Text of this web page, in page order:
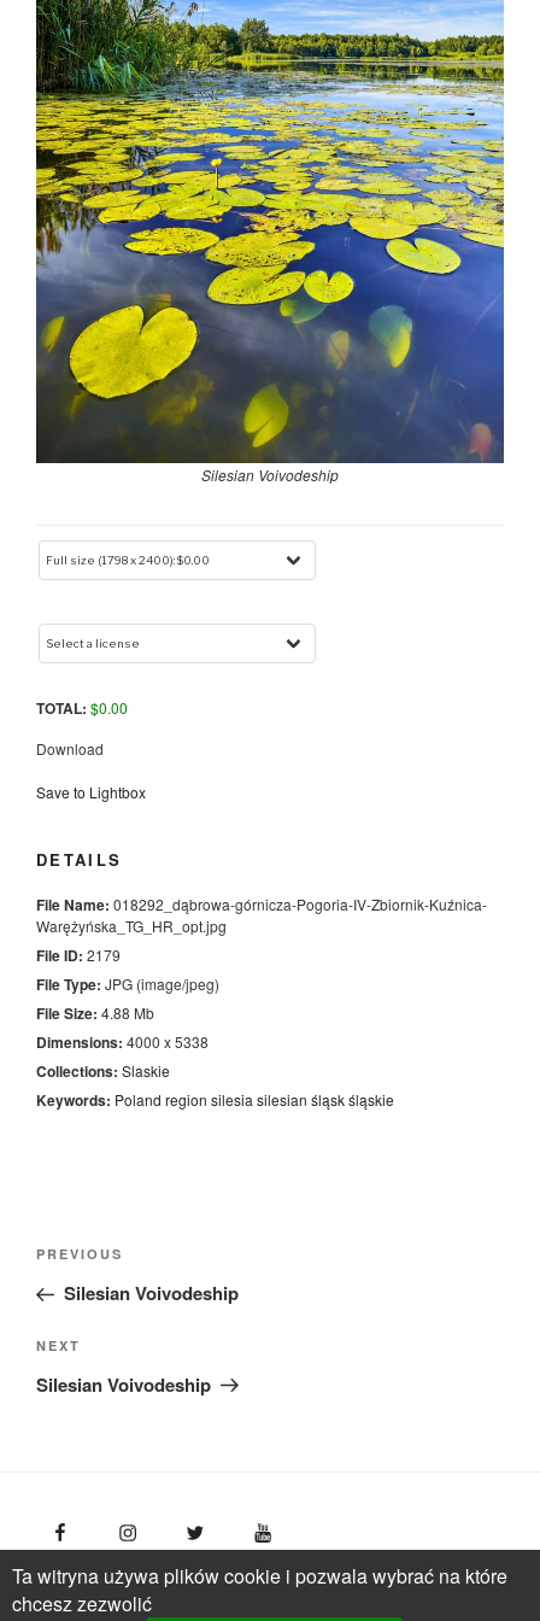
Silesian Voivodeship
TOTAL: $0.00
Download
Save to Lightbox
DETAILS
File Name: 018292_dąbrowa-górnicza-Pogoria-IV-Zbiornik-Kuźnica-
Warężyńska_TG_HR_opt.jpg
File ID: 2179
File Type: JPG (image/jpeg)
File Size: 4.88 Mb
Dimensions: 4000 x 5338
Collections: Slaskie
Keywords: Poland region silesia silesian śląskśląskie
Nawigacja
Previous
Post
PREVIOUS
Silesian Voivodeship
Next
Post
NEXT
Silesian Voivodeship
FotoPolska
Ta witryna używa plików cookie i pozwala wybrać na które
chcesz zezwolić